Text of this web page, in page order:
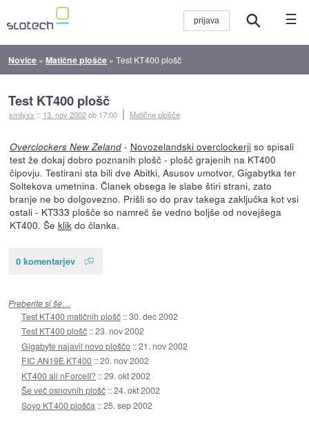
☰
Novice »Matične plošče »Test KT400 plošč
Test KT400 plošč
smilyxx :: 13. nov 2002ob 17:00 Matične plošče
Overclockers New Zeland- Novozelandski overclockerjiso spisali
test že dokaj dobro poznanih plošč - plošč grajenih na KT400
čipovju. Testirani sta bili dve Abitki, Asusov umotvor, Gigabytka ter
Soltekova umetnina. Članek obsega le slabe štiri strani, zato
branje ne bo dolgovezno. Prišli so do prav takega zaključka kot vsi
ostali - KT333 plošče so namreč še vedno boljše od novejšega
KT400. Še klik do članka.
0 komentarjev
Preberite si še…
Test KT400 matičnih plošč ::30. dec 2002
Test KT400 plošč ::23. nov 2002
Gigabyte najavil novo ploščo ::21. nov 2002
FIC AN19E KT400 ::20. nov 2002
KT400 ali nForceII? ::29. okt 2002
Še več osnovnih plošč ::24. okt 2002
Soyo KT400 plošča ::25. sep 2002